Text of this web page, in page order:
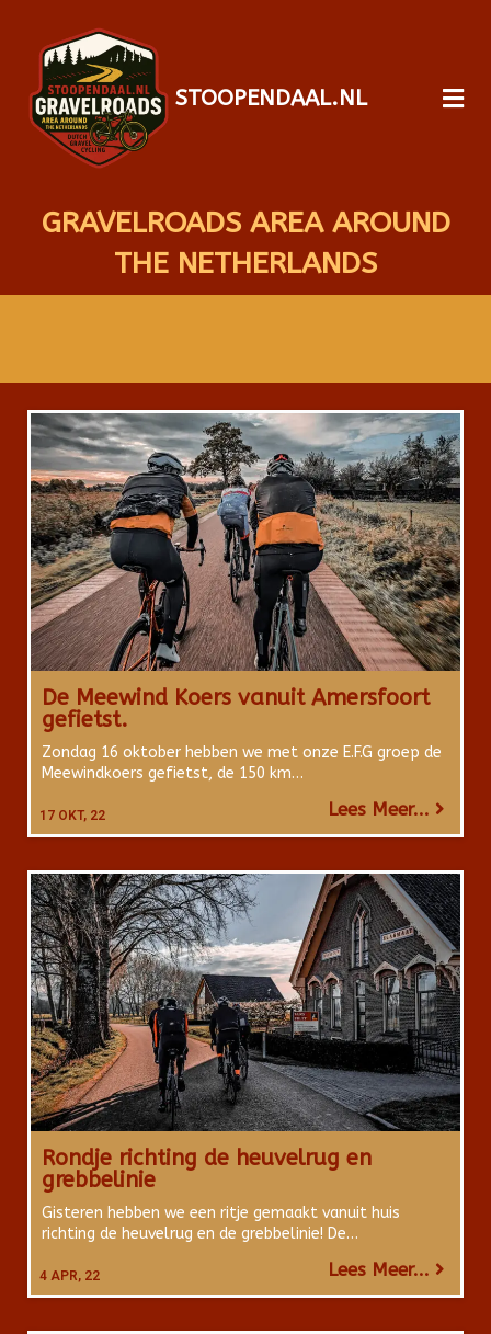
STOOPENDAAL.NL
GRAVELROADS AREA AROUND
THE NETHERLANDS
De Meewind Koers vanuit Amersfoort
gefietst.
17 OKT, 22
Zondag 16 oktober hebben we met onze E.F.G groep de
Meewindkoers gefietst, de 150 km…
Lees Meer...
Rondje richting de heuvelrug en
grebbelinie
4 APR, 22
Gisteren hebben we een ritje gemaakt vanuit huis
richting de heuvelrug en de grebbelinie! De…
Lees Meer...